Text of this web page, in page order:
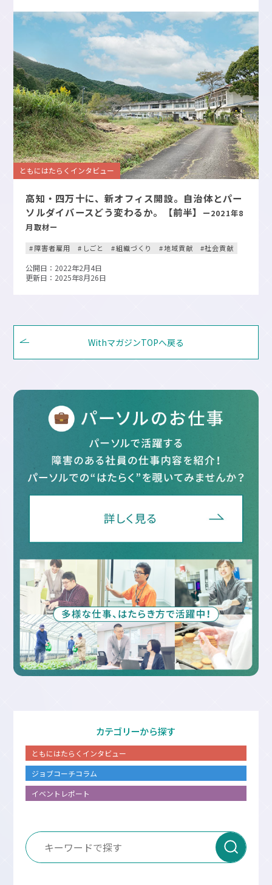
ともにはたらくインタビュー
高知・四万十に、新オフィス開設。自治体とパー
ソルダイバースどう変わるか。【前半】
ー2021年8
月取材ー
障害者雇用 しごと 組織づくり 地域貢献 社会貢献
公開日：2022年2月4日
更新日：2025年8月26日
WithマガジンTOPへ戻る
カテゴリーから探す
ともにはたらくインタビュー
ジョブコーチコラム
イベントレポート